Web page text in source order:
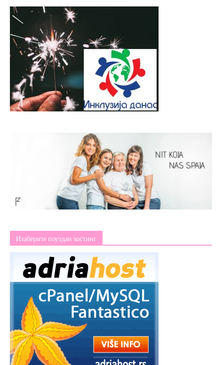
Изаберите поуздан хостинг